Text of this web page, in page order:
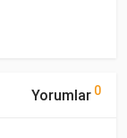
Yorumlar 0